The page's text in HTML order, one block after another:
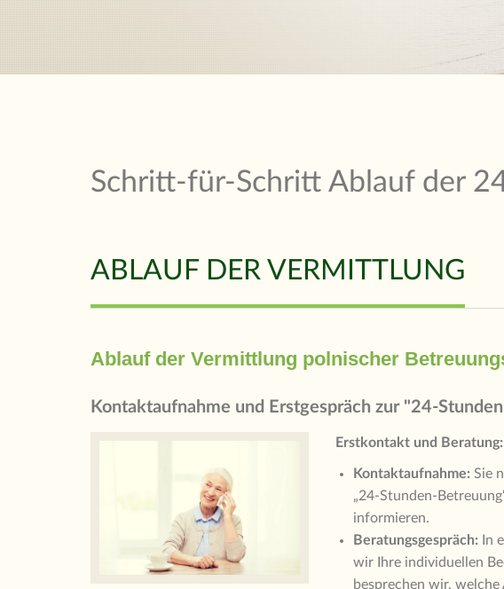
Schritt-für-Schritt Ablauf der
ABLAUF DER VERMITTLUNG
Ablauf der Vermittlung polnischer
Kontaktaufnahme und Erstgespräch zur "24-
Erstkontakt und Beratung:
Kontaktaufnahme:Sie
„24-Stunden-
informieren.
Beratungsgespräch:In
wir Ihre individuellen
besprechen wir,